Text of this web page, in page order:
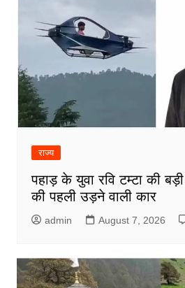
राज्य
पहाड़ के युवा रवि टम्टा की
की पहली उड़ने वाली कार
admin August 7, 2026